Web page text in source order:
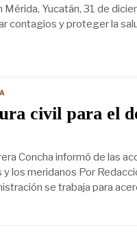
Mérida, Yucatán, 31 de
contagios y proteger la
civil para el
Concha informó de las
y los meridanos Por
se trabaja para